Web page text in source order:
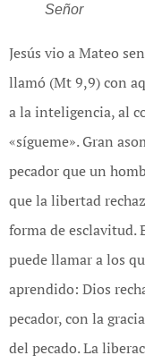
Señor
Jesús vio a Mateo
llamó (Mt 9,9) con
a la inteligencia, al
«sígueme». Gran
pecador que un
que la libertad
forma de esclavitud.
puede llamar a los
aprendido: Dios
pecador, con la
del pecado. La